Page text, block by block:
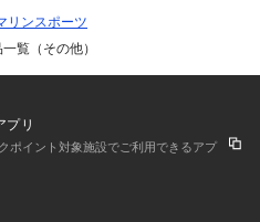
リンスポーツ
覧（その他）
プリ
ポイント対象施設でご利用できるアプ